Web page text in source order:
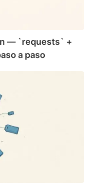
— `requests` +
a paso